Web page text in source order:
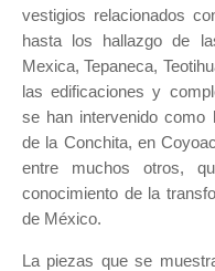
vestigios relacionados
hasta los hallazgo de
Mexica, Tepaneca,
las edificaciones y
se han intervenido como
de la Conchita, en
entre muchos otros,
conocimiento de la
de México.
La piezas que se